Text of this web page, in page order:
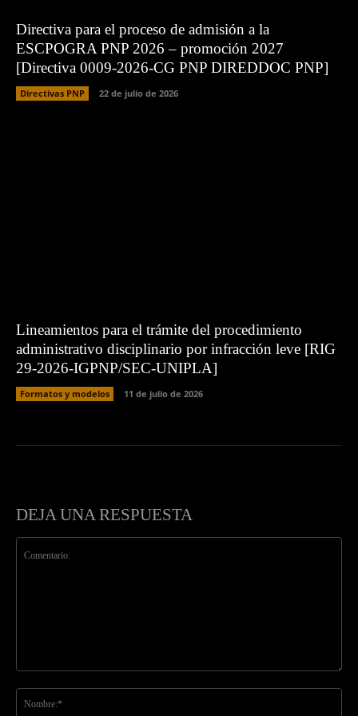
Directiva para el proceso de admisión a la
ESCPOGRA PNP 2026 – promoción 2027
[Directiva 0009-2026-CG PNP DIREDDOC PNP]
Directivas PNP 22 de julio de 2026
Lineamientos para el trámite del procedimiento
administrativo disciplinario por infracción leve [RIG
29-2026-IGPNP/SEC-UNIPLA]
Formatos y modelos 11 de julio de 2026
DEJA UNA RESPUESTA